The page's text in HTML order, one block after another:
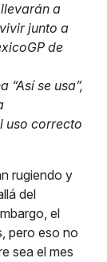
a
junto a
de
“Así se usa”,
uso correcto
rugiendo y
del
el
pero eso no
sea el mes